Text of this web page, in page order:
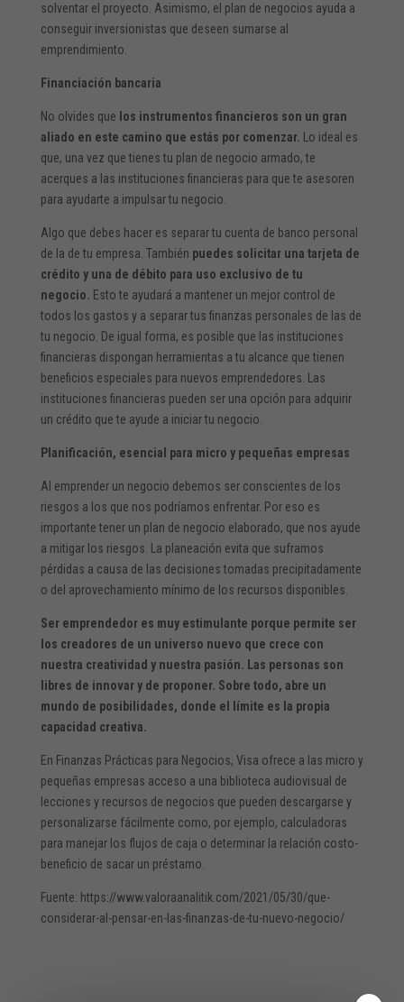
solventar el proyecto. Asimismo, el plan de negocios ayuda a
conseguir inversionistas que deseen sumarse al
emprendimiento.
Financiación bancaria
No olvides que los instrumentos financieros son un gran
aliado en este camino que estás por comenzar. Lo ideal es
que, una vez que tienes tu plan de negocio armado, te
acerques a las instituciones financieras para que te asesoren
para ayudarte a impulsar tu negocio.
Algo que debes hacer es separar tu cuenta de banco personal
de la de tu empresa. También puedes solicitar una tarjeta de
crédito y una de débito para uso exclusivo de tu
negocio. Esto te ayudará a mantener un mejor control de
todos los gastos y a separar tus finanzas personales de las de
tu negocio. De igual forma, es posible que las instituciones
financieras dispongan herramientas a tu alcance que tienen
beneficios especiales para nuevos emprendedores. Las
instituciones financieras pueden ser una opción para adquirir
un crédito que te ayude a iniciar tu negocio.
Planificación, esencial para micro y pequeñas empresas
Al emprender un negocio debemos ser conscientes de los
riesgos a los que nos podríamos enfrentar. Por eso es
importante tener un plan de negocio elaborado, que nos ayude
a mitigar los riesgos. La planeación evita que suframos
pérdidas a causa de las decisiones tomadas precipitadamente
o del aprovechamiento mínimo de los recursos disponibles.
Ser emprendedor es muy estimulante porque permite ser
los creadores de un universo nuevo que crece con
nuestra creatividad y nuestra pasión. Las personas son
libres de innovar y de proponer. Sobre todo, abre un
mundo de posibilidades, donde el límite es la propia
capacidad creativa.
En Finanzas Prácticas para Negocios, Visa ofrece a las micro y
pequeñas empresas acceso a una biblioteca audiovisual de
lecciones y recursos de negocios que pueden descargarse y
personalizarse fácilmente como, por ejemplo, calculadoras
para manejar los flujos de caja o determinar la relación costo-
beneficio de sacar un préstamo.
Fuente: https://www.valoraanalitik.com/2021/05/30/que-
considerar-al-pensar-en-las-finanzas-de-tu-nuevo-negocio/